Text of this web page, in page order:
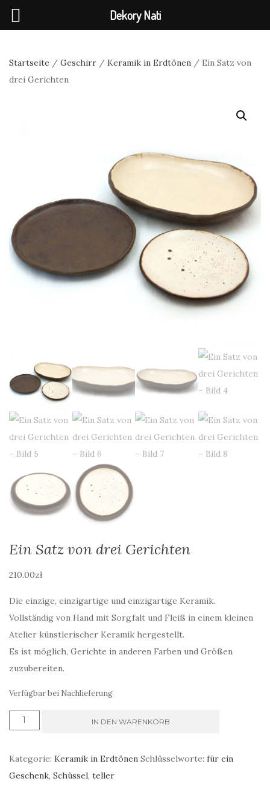
Startseite / Geschirr / Keramik in Erdtönen / Ein Satz von
drei Gerichten
Ein Satz von drei Gerichten
210.00zł
Die einzige, einzigartige und einzigartige Keramik.
Vollständig von Hand mit Sorgfalt und Fleiß in einem kleinen
Atelier künstlerischer Keramik hergestellt.
Es ist möglich, Gerichte in anderen Farben und Größen
zuzubereiten.
Verfügbar bei Nachlieferung
IN DEN WARENKORB
Kategorie: Keramik in Erdtönen Schlüsselworte: für ein
Geschenk, Schüssel, teller
Dekory Nati